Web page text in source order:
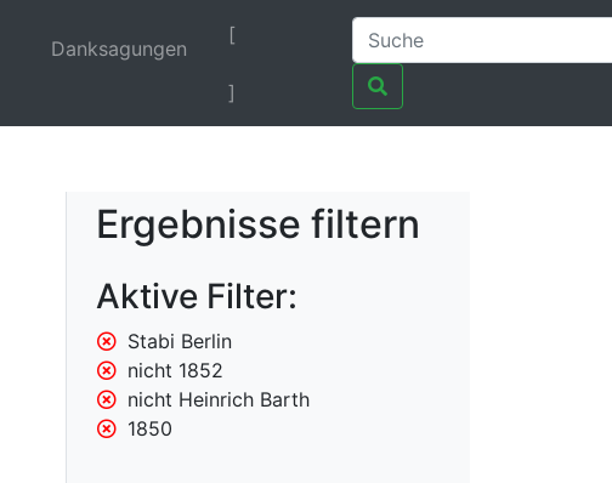
Danksagungen
[
]
Ergebnisse filtern
Aktive Filter:
Stabi Berlin
nicht 1852
nicht Heinrich Barth
1850